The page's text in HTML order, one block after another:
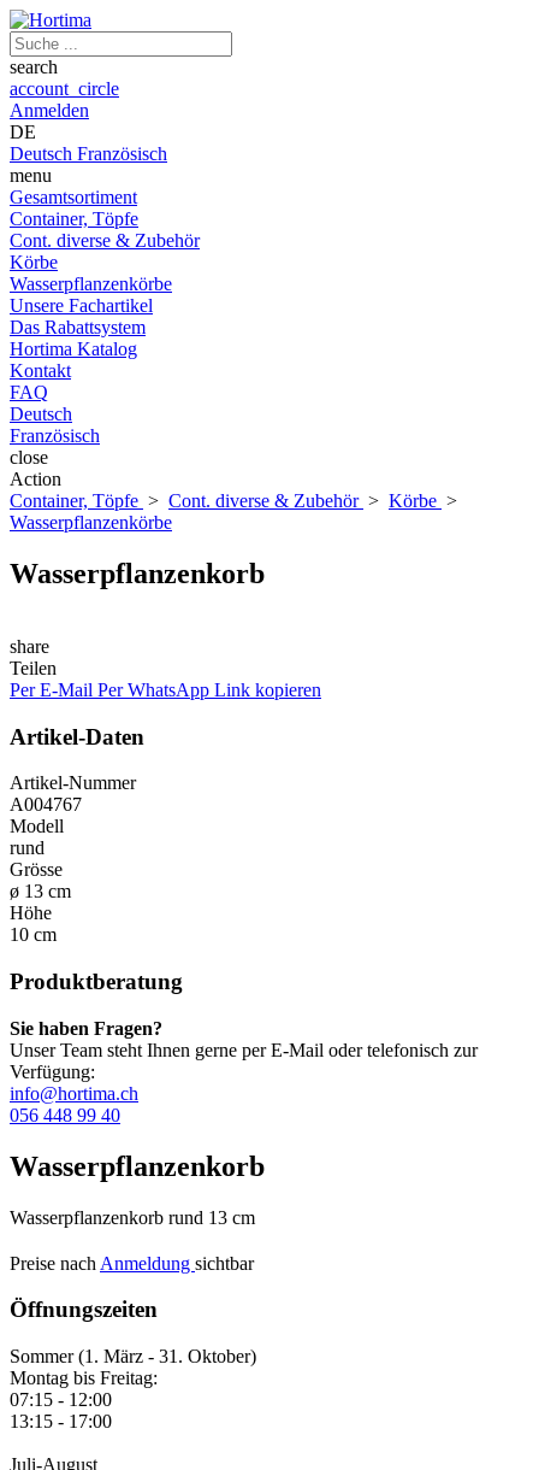
search
account_circle
Anmelden
DE
Deutsch Französisch
menu
Gesamtsortiment
Container, Töpfe
Cont. diverse & Zubehör
Körbe
Wasserpflanzenkörbe
Unsere Fachartikel
Das Rabattsystem
Hortima Katalog
Kontakt
FAQ
Deutsch
Französisch
close
Action
Container, Töpfe > Cont. diverse & Zubehör > Körbe >
Wasserpflanzenkörbe
Wasserpflanzenkorb
share
Teilen
Per E-Mail Per WhatsApp Link kopieren
Artikel-Daten
Artikel-Nummer
A004767
Modell
rund
Grösse
ø 13 cm
Höhe
10 cm
Produktberatung
Sie haben Fragen?
Unser Team steht Ihnen gerne per E-Mail oder telefonisch zur
Verfügung:
info@hortima.ch
056 448 99 40
Wasserpflanzenkorb
Wasserpflanzenkorb rund 13 cm
Preise nach Anmeldung sichtbar
Öffnungszeiten
Sommer (1. März - 31. Oktober)
Montag bis Freitag:
07:15 - 12:00
13:15 - 17:00
Juli-August